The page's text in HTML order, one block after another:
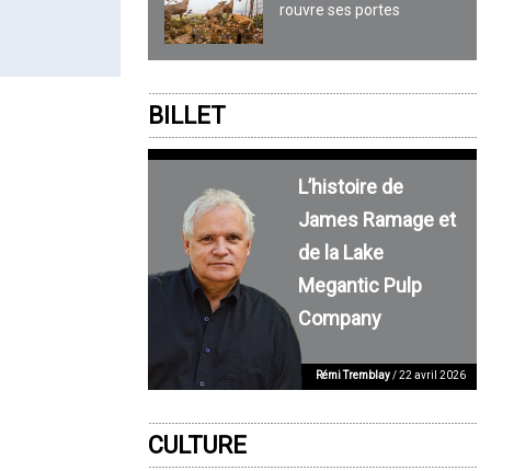
rouvre ses portes
BILLET
L’histoire de
James Ramage et
de la Lake
Megantic Pulp
Company
Rémi Tremblay/ 22 avril 2026
CULTURE